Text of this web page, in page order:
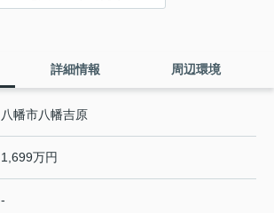
詳細情報 周辺環境
八幡市八幡吉原
1,699万円
-